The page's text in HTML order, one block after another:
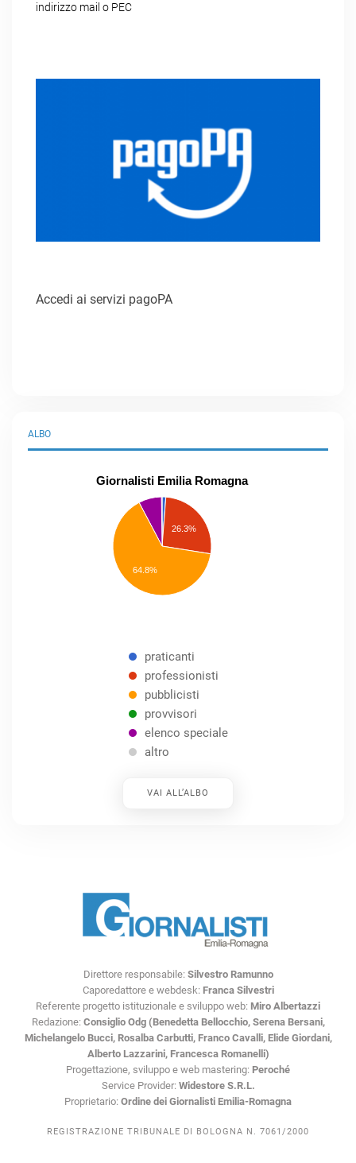
indirizzo mail o PEC
Accedi ai servizi pagoPA
ALBO
Giornalisti Emilia Romagna
26.3%
64.8%
praticanti
professionisti
pubblicisti
provvisori
elenco speciale
altro
VAI ALL’ALBO
Direttore responsabile: Silvestro Ramunno
Caporedattore e webdesk: Franca Silvestri
Referente progetto istituzionale e sviluppo web: Miro Albertazzi
Redazione: Consiglio Odg (Benedetta Bellocchio, Serena Bersani,
Michelangelo Bucci, Rosalba Carbutti, Franco Cavalli, Elide Giordani,
Alberto Lazzarini, Francesca Romanelli)
Progettazione, sviluppo e web mastering: Peroché
Service Provider: Widestore S.R.L.
Proprietario: Ordine dei Giornalisti Emilia-Romagna
REGISTRAZIONE TRIBUNALE DI BOLOGNA N. 7061/2000